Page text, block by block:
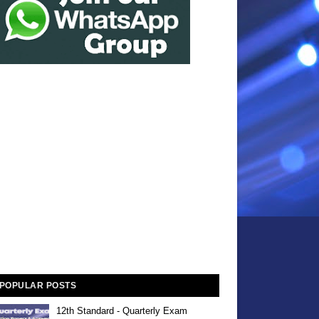
POPULAR POSTS
12th Standard - Quarterly Exam